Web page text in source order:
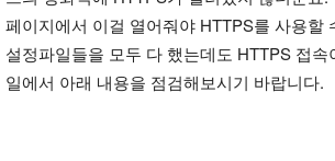
페이지에서 이걸 열어줘야 HTTPS를 사용할
설정파일들을 모두 다 했는데도 HTTPS 접속
일에서 아래 내용을 점검해보시기 바랍니다.